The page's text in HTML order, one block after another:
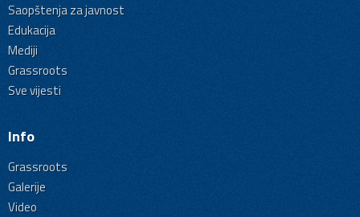
Saopštenja za javnost
Edukacija
Mediji
Grassroots
Sve vijesti
Info
Grassroots
Galerije
Video